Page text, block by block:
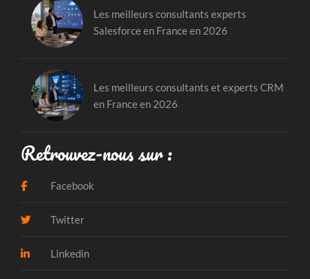
Les meilleurs consultants experts
Salesforce en France en 2026
Les meilleurs consultants et experts CRM
en France en 2026
Retrouvez-nous sur :
Facebook
Twitter
Linkedin